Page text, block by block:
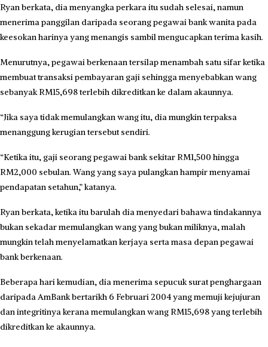
Ryan berkata, dia menyangka perkara itu sudah selesai, namun
menerima panggilan daripada seorang pegawai bank wanita pada
keesokan harinya yang menangis sambil mengucapkan terima kasih.
Menurutnya, pegawai berkenaan tersilap menambah satu sifar ketika
membuat transaksi pembayaran gaji sehingga menyebabkan wang
sebanyak RM15,698 terlebih dikreditkan ke dalam akaunnya.
“Jika saya tidak memulangkan wang itu, dia mungkin terpaksa
menanggung kerugian tersebut sendiri.
“Ketika itu, gaji seorang pegawai bank sekitar RM1,500 hingga
RM2,000 sebulan. Wang yang saya pulangkan hampir menyamai
pendapatan setahun,” katanya.
Ryan berkata, ketika itu barulah dia menyedari bahawa tindakannya
bukan sekadar memulangkan wang yang bukan miliknya, malah
mungkin telah menyelamatkan kerjaya serta masa depan pegawai
bank berkenaan.
Beberapa hari kemudian, dia menerima sepucuk surat penghargaan
daripada AmBank bertarikh 6 Februari 2004 yang memuji kejujuran
dan integritinya kerana memulangkan wang RM15,698 yang terlebih
dikreditkan ke akaunnya.